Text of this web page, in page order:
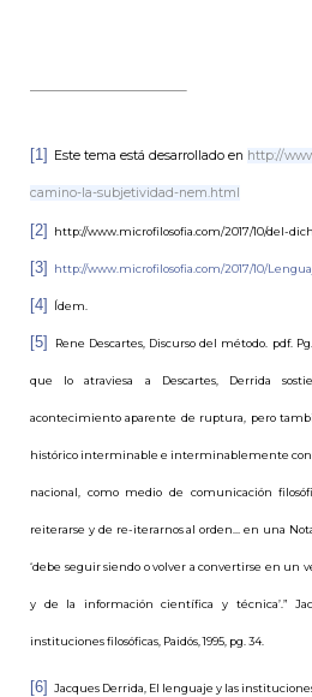
[1] Este tema está desarrollado en http://
camino-la-subjetividad-nem.html
[2] http://www.microfilosofia.com/2017/10/del-
[3] http://www.microfilosofia.com/2017/10/
[4] Ídem.
[5] Rene Descartes, Discurso del método. pdf.
que lo atraviesa a Descartes, Derrida
acontecimiento aparente de ruptura, pero
histórico interminable e interminablemente
nacional, como medio de comunicación
reiterarse y de re-iterarnos al orden… en una
‘debe seguir siendo o volver a convertirse en un
y de la información científica y técnica’.”
instituciones filosóficas, Paidós, 1995, pg. 34.
[6] Jacques Derrida, El lenguaje y las instituciones